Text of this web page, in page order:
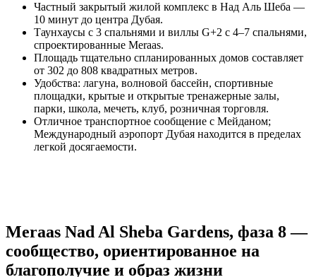
Частный закрытый жилой комплекс в Над Аль Шеба —
10 минут до центра Дубая.
Таунхаусы с 3 спальнями и виллы G+2 с 4–7 спальнями,
спроектированные Meraas.
Площадь тщательно спланированных домов составляет
от 302 до 808 квадратных метров.
Удобства: лагуна, волновой бассейн, спортивные
площадки, крытые и открытые тренажерные залы,
парки, школа, мечеть, клуб, розничная торговля.
Отличное транспортное сообщение с Мейданом;
Международный аэропорт Дубая находится в пределах
легкой досягаемости.
Meraas Nad Al Sheba Gardens, фаза 8 —
сообщество, ориентированное на
благополучие и образ жизни